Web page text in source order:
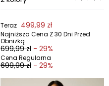
Teraz 499,99 zł
Najniższa Cena Z 30 Dni Przed
Obniżką
699,99 zł - 29%
Cena Regularna
699,99 zł - 29%